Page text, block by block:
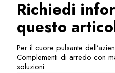
Richiedi
questo
Per il cuore pulsante
Complementi di arredo con
soluzioni